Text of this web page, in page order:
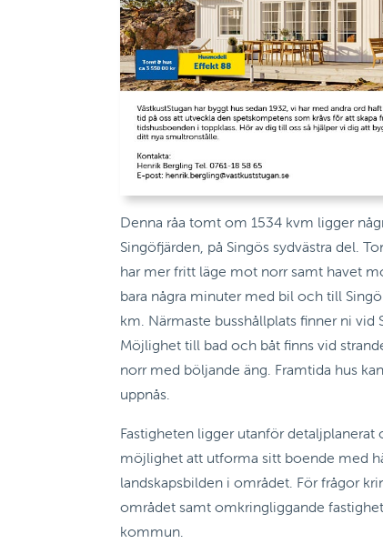
Denna råa tomt om 1534 kvm ligger
Singöfjärden, på Singös sydvästra del.
har mer fritt läge mot norr samt havet
bara några minuter med bil och till
km. Närmaste busshållplats finner ni vid
Möjlighet till bad och båt finns vid
norr med böljande äng. Framtida hus
uppnås.
Fastigheten ligger utanför
möjlighet att utforma sitt boende med
landskapsbilden i området. För frågor
området samt omkringliggande
kommun.